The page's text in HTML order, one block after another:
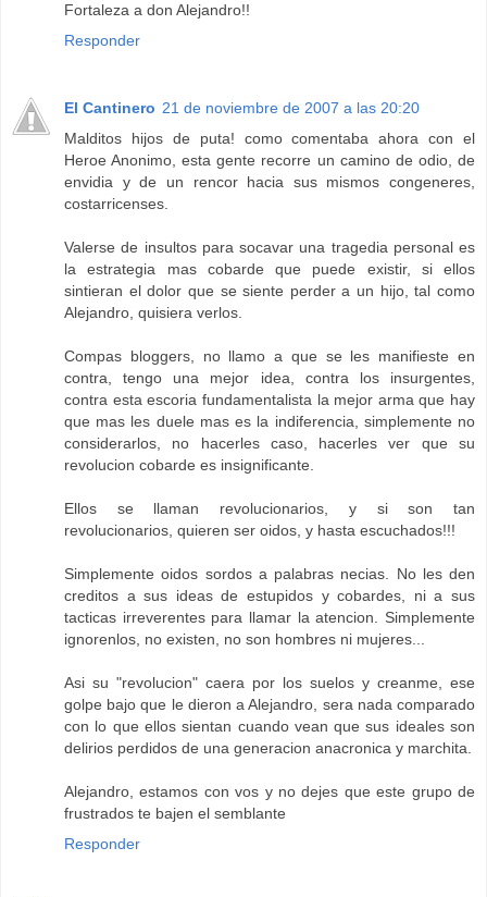
Fortaleza a don Alejandro!!
Responder
El Cantinero 21 de noviembre de 2007 a las 20:20
Malditos hijos de puta! como comentaba ahora con el
Heroe Anonimo, esta gente recorre un camino de odio, de
envidia y de un rencor hacia sus mismos congeneres,
costarricenses.
Valerse de insultos para socavar una tragedia personal es
la estrategia mas cobarde que puede existir, si ellos
sintieran el dolor que se siente perder a un hijo, tal como
Alejandro, quisiera verlos.
Compas bloggers, no llamo a que se les manifieste en
contra, tengo una mejor idea, contra los insurgentes,
contra esta escoria fundamentalista la mejor arma que hay
que mas les duele mas es la indiferencia, simplemente no
considerarlos, no hacerles caso, hacerles ver que su
revolucion cobarde es insignificante.
Ellos se llaman revolucionarios, y si son tan
revolucionarios, quieren ser oidos, y hasta escuchados!!!
Simplemente oidos sordos a palabras necias. No les den
creditos a sus ideas de estupidos y cobardes, ni a sus
tacticas irreverentes para llamar la atencion. Simplemente
ignorenlos, no existen, no son hombres ni mujeres...
Asi su "revolucion" caera por los suelos y creanme, ese
golpe bajo que le dieron a Alejandro, sera nada comparado
con lo que ellos sientan cuando vean que sus ideales son
delirios perdidos de una generacion anacronica y marchita.
Alejandro, estamos con vos y no dejes que este grupo de
frustrados te bajen el semblante
Responder